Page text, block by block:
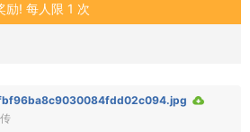
励! 每人限 1 次